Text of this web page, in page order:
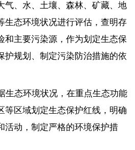
气、水、土壤、森林、矿藏、地
生态环境状况进行评估，查明存
和主要污染源，作为划定生态保
护规划、制定污染防治措施的依
生态环境状况，在重点生态功能
等区域划定生态保护红线，明确
活动，制定严格的环境保护措